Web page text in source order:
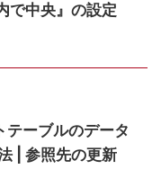
で中央』の設定
テーブルのデータ
| 参照先の更新